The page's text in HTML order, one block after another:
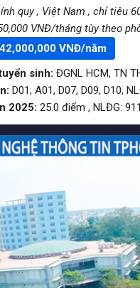
quy , Việt Nam , chỉ tiêu
VNĐ/tháng tùy theo
42,000,000 VNĐ/năm
sinh: ĐGNL HCM, TN
D01, A01, D07, D09, D10,
2025: 25.0 điểm , NLĐG: